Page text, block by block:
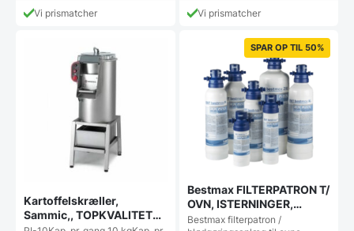
Vi prismatcher
kan
vælges
på
Vi prismatcher
Kartoffelskræller,
Sammic,, TOPKVALITET
SPAR OP TIL 50%
Bestmax FILTERPATRON T/
OVN, ISTERNINGER,
KAFFEMASKINE MV.
Bestmax filterpatron /